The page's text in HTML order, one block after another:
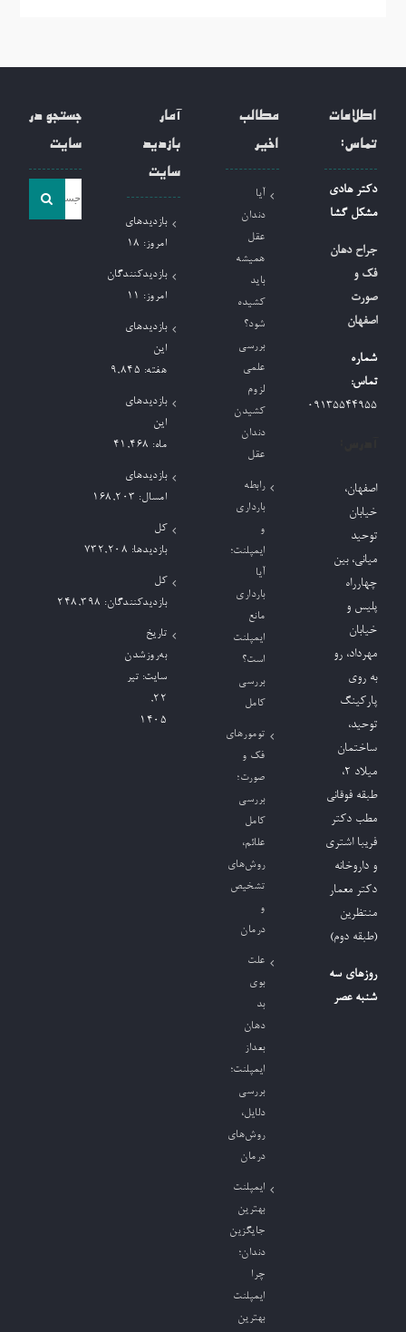
اطلاعات
تماس:
دکتر هادی
مشکل گشا
جراح دهان
فک و
صورت
اصفهان
شماره
تماس:
09135544955
اصفهان،
خیابان
توحید
میانی، بین
چهارراه
پلیس و
خیابان
مهرداد، رو
به روی
پارکینگ
توحید،
ساختمان
میلاد ٢،
طبقه فوقانی
مطب دکتر
فریبا اشتری
و داروخانه
دکتر معمار
منتظرین
(طبقه دوم)
روزهای سه
شنبه عصر
مطالب
اخیر
آیا
دندان
عقل
همیشه
باید
کشیده
شود؟
بررسی
علمی
لزوم
کشیدن
دندان
عقل
رابطه
بارداری
و
ایمپلنت؛
آیا
بارداری
مانع
ایمپلنت
است؟
بررسی
کامل
تومورهای
فک و
صورت؛
بررسی
کامل
علائم،
روش‌های
تشخیص
و
درمان
علت
بوی
بد
دهان
بعداز
ایمپلنت؛
بررسی
دلایل،
روش‌های
درمان
ایمپلنت
بهترین
جایگزین
دندان؛
چرا
ایمپلنت
بهترین
آمار
بازدید
سایت
بازدیدهای
امروز: 18
بازدیدکنندگان
امروز: 11
بازدیدهای
این
هفته: 9,845
بازدیدهای
این
ماه: 41,468
بازدیدهای
امسال: 168,203
کل
بازدیدها: 732,208
کل
بازدیدکنند‌گان: 248,398
تاریخ
به‌روزشدن
سایت: تیر
۲۲,
۱۴۰۵
جستجو در
سایت